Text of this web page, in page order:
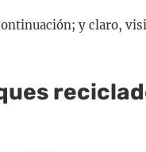
y claro,